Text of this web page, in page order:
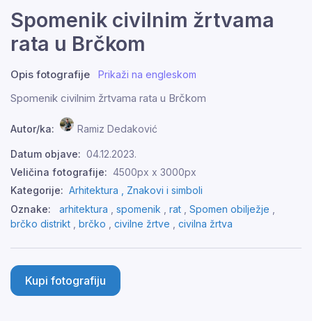
Spomenik civilnim žrtvama
rata u Brčkom
Opis fotografije Prikaži na engleskom
Spomenik civilnim žrtvama rata u Brčkom
Autor/ka: Ramiz Dedaković
Datum objave: 04.12.2023.
Veličina fotografije: 4500px x 3000px
Kategorije: Arhitektura , Znakovi i simboli
Oznake:
arhitektura spomenik rat Spomen obilježje
brčko distrikt
brčko civilne žrtve civilna žrtva
Kupi fotografiju